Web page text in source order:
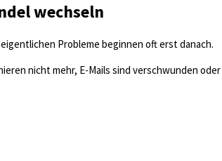
wechseln
Probleme beginnen oft erst danach.
nicht mehr, E-Mails sind verschwunden